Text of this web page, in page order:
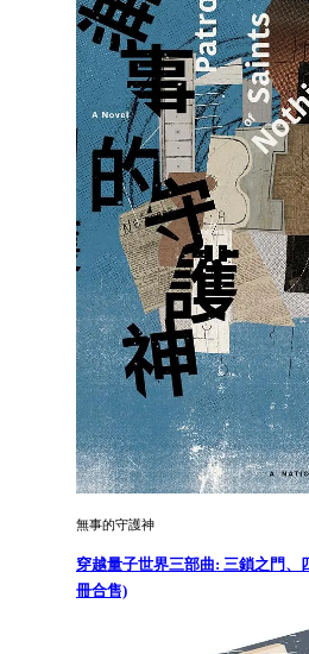
無事的守護神
穿越量子世界三部曲: 三鎖之門、
冊合售)